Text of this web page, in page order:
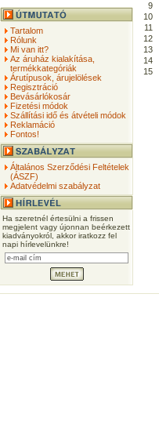
Tartalom
Rólunk
Mi van itt?
Az áruház kialakítása,
termékkategóriák
Árutípusok, árujelölések
Regisztráció
Bevásárlókosár
Fizetési módok
Szállítási idő és átvételi módok
Reklamáció
Fontos!
Általános Szerződési Feltételek
(ÁSZF)
Adatvédelmi szabályzat
Ha szeretnél értesülni a frissen
megjelent vagy újonnan beérkezett
kiadványokról, akkor iratkozz fel
napi hírlevelünkre!
9
10
11
12
13
14
15